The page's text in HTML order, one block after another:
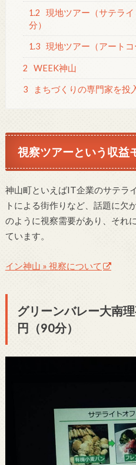
1.2
現地ツアー（サテラ
分）
1.3 現地ツアー（アートコ
2 WEEK神山
3 まちづくりの専門家を投
視察ツアーという収益
神山町といえばIT企業のサテラ
トによる街作りなど、話題に欠
のように視察需要があり、それ
ています。
イン神山 » 視察について
グリーンバレー大南
円（90分）